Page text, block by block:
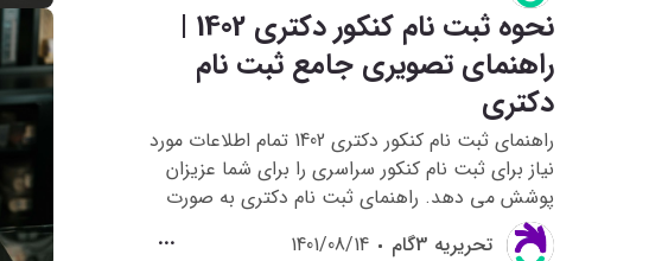
نحوه ثبت نام کنکور دکتری 1402 |
راهنمای تصویری جامع ثبت نام
دکتری
راهنمای ثبت نام کنکور دکتری 1402 تمام اطلاعات مورد
نیاز برای ثبت نام کنکور سراسری را برای شما عزیزان
پوشش می دهد. راهنمای ثبت نام دکتری به صورت
تصویری در این مطلب قرار داده شده است
تحريريه 3گام 1401/08/14